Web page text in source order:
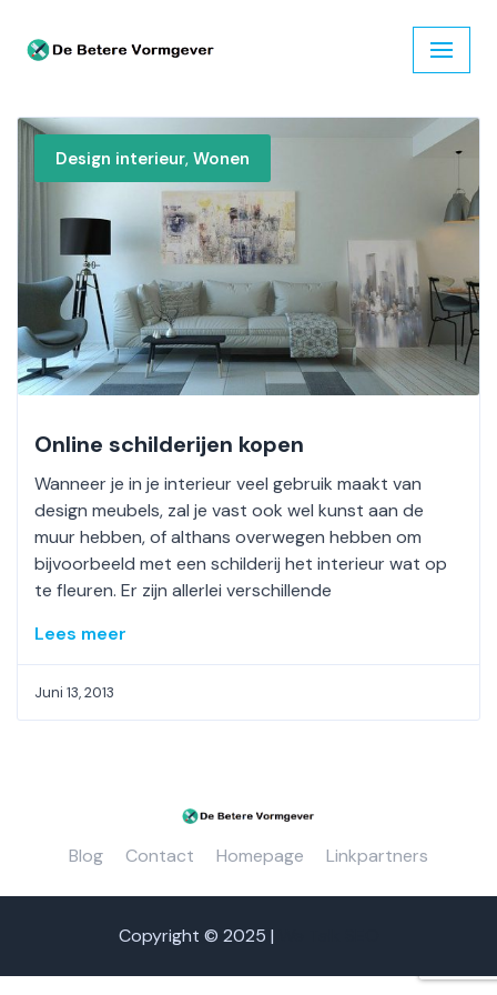
Ga
de
inhoud
Design interieur,Wonen
Online schilderijen kopen
Wanneer je in je interieur veel gebruik maakt van
design meubels, zal je vast ook wel kunst aan de
muur hebben, of althans overwegen hebben om
bijvoorbeeld met een schilderij het interieur wat op
te fleuren. Er zijn allerlei verschillende
Lees meer
Juni 13, 2013
Blog Contact Homepage Linkpartners
Copyright © 2025 |